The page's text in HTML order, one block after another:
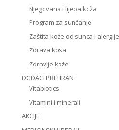
Njegovana i lijepa koža
Program za sunčanje
Zaštita kože od sunca i alergije
Zdrava kosa
Zdravlje kože
DODACI PREHRANI
Vitabiotics
Vitamini i minerali
AKCIJE